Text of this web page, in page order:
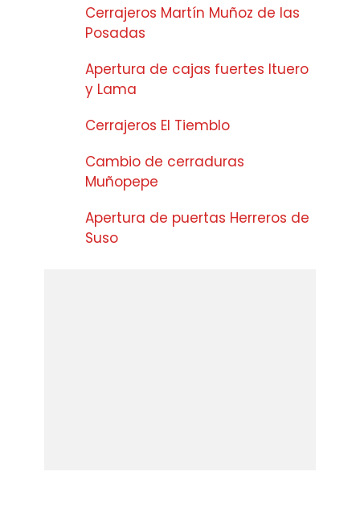
Cerrajeros Martín Muñoz de las
Posadas
Apertura de cajas fuertes Ituero
y Lama
Cerrajeros El Tiemblo
Cambio de cerraduras
Muñopepe
Apertura de puertas Herreros de
Suso